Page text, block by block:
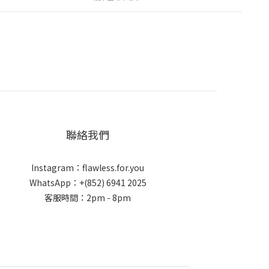
聯絡我們
Instagram：flawless.for.you
WhatsApp：+(852) 6941 2025
客服時間：2pm - 8pm